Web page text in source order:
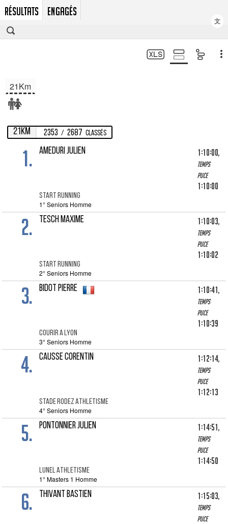
RÉSULTATS ENGAGÉS
文
21Km
21Km 2353 / 2687 Classés
1. AMEDURI JULIEN
START RUNNING
1:10:00,
Temps
puce
1:10:00
1° Seniors Homme
2. TESCH Maxime
START RUNNING
1:10:03,
Temps
puce
1:10:02
2° Seniors Homme
3. BIDOT PIERRE
COURIR A LYON
1:10:41,
Temps
puce
1:10:39
3° Seniors Homme
4. CAUSSE CORENTIN
STADE RODEZ ATHLETISME
1:12:14,
Temps
puce
1:12:13
4° Seniors Homme
5. PONTONNIER JULIEN
LUNEL ATHLETISME
1:14:51,
Temps
puce
1:14:50
1° Masters 1 Homme
6. THIVANT BASTIEN 1:15:03,
Temps
puce